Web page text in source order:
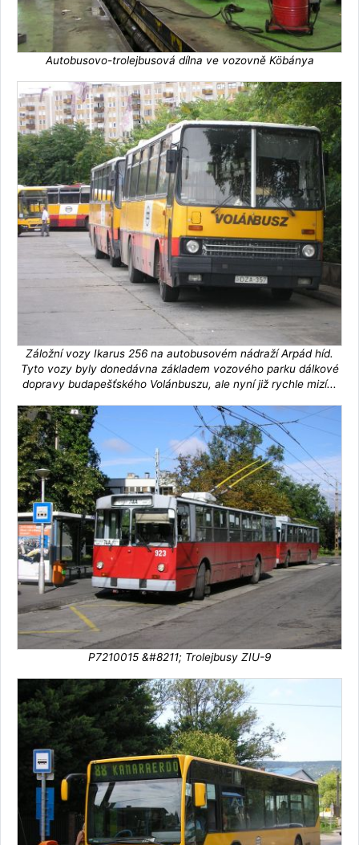
Autobusovo-trolejbusová dílna ve vozovně Köbánya
Záložní vozy Ikarus 256 na autobusovém nádraží Arpád híd.
Tyto vozy byly donedávna základem vozového parku dálkové
dopravy budapešťského Volánbuszu, ale nyní již rychle mizí...
P7210015 &#8211; Trolejbusy ZIU-9